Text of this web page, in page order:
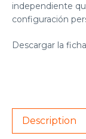
independiente
configuración
Descargar la
Description